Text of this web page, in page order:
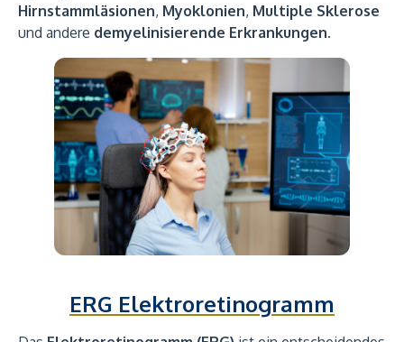
Hirnstammläsionen, Myoklonien, Multiple Sklerose
und andere demyelinisierende Erkrankungen.
ERG Elektroretinogramm